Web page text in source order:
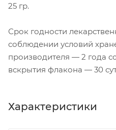
25 гр.
Срок годности
соблюдении условий
производителя — 2 года
вскрытия флакона — 30
Характеристики